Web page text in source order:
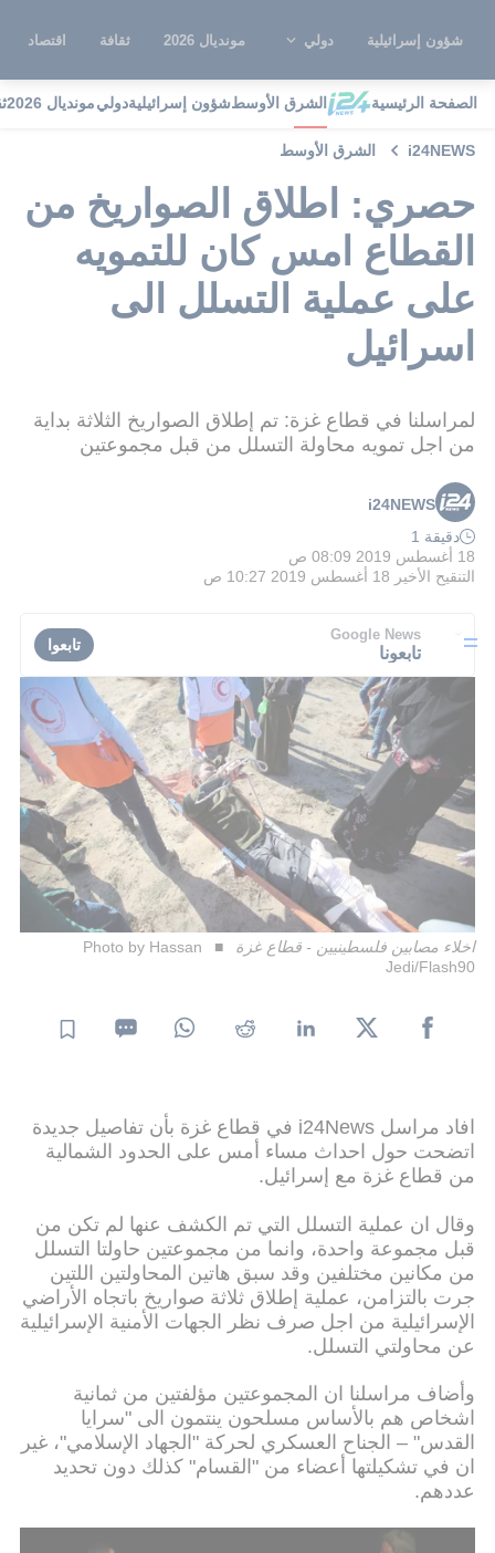
شؤون إسرائيلية دولي مونديال 2026 ثقافة اقتصاد
الصفحة الرئيسية الشرق الأوسطشؤون إسرائيليةدوليمونديال 2026
i24NEWS الشرق الأوسط
حصري: اطلاق الصواريخ من
القطاع امس كان للتمويه
على عملية التسلل الى
اسرائيل
لمراسلنا في قطاع غزة: تم إطلاق الصواريخ الثلاثة بداية
من اجل تمويه محاولة التسلل من قبل مجموعتين
i24NEWS
دقيقة 1
18 أغسطس 2019 08:09 ص
التنقيح الأخير 18 أغسطس 2019 10:27 ص
Google News
تابعونا تابعوا
اخلاء مصابين فلسطينيين - قطاع غزة
Photo by Hassan
Jedi/Flash90
افاد مراسل i24News في قطاع غزة بأن تفاصيل جديدة
اتضحت حول احداث مساء أمس على الحدود الشمالية
من قطاع غزة مع إسرائيل.
وقال ان عملية التسلل التي تم الكشف عنها لم تكن من
قبل مجموعة واحدة، وانما من مجموعتين حاولتا التسلل
من مكانين مختلفين وقد سبق هاتين المحاولتين اللتين
جرت بالتزامن، عملية إطلاق ثلاثة صواريخ باتجاه الأراضي
الإسرائيلية من اجل صرف نظر الجهات الأمنية الإسرائيلية
عن محاولتي التسلل.
وأضاف مراسلنا ان المجموعتين مؤلفتين من ثمانية
اشخاص هم بالأساس مسلحون ينتمون الى "سرايا
القدس" – الجناح العسكري لحركة "الجهاد الإسلامي"، غير
ان في تشكيلتها أعضاء من "القسام" كذلك دون تحديد
عددهم.